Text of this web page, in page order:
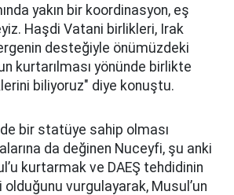
yakın bir koordinasyon, eş
Haşdi Vatani birlikleri, Irak
desteğiyle önümüzdeki
kurtarılması yönünde birlikte
biliyoruz" diye konuştu.
bir statüye sahip olması
da değinen Nuceyfi, şu anki
kurtarmak ve DAEŞ tehdidinin
vurgulayarak, Musul’un